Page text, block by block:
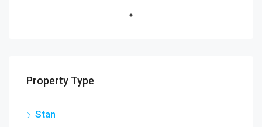
Property Type
Stan